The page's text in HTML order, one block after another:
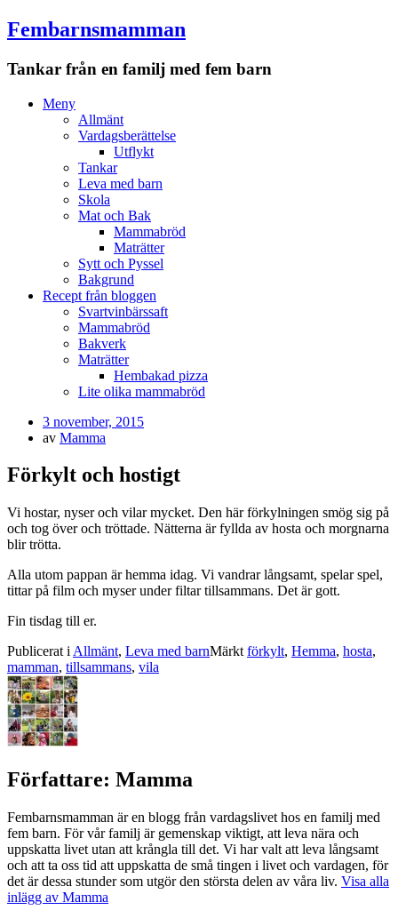
Fembarnsmamman
Tankar från en familj med fem barn
Meny
HoppaMeny
Allmänt
Vardagsberättelse
Utflykt
Tankar
Leva med barn
Skola
Mat och Bak
Mammabröd
Maträtter
Sytt och Pyssel
Bakgrund
Recept från bloggen
Svartvinbärssaft
Mammabröd
Bakverk
Maträtter
Hembakad pizza
Lite olika mammabröd
Publicerad
den
3 november, 2015
av Mamma
Förkylt och hostigt
Vi hostar, nyser och vilar mycket. Den här förkylningen smög sig på
och tog över och tröttade. Nätterna är fyllda av hosta och morgnarna
blir trötta.
Alla utom pappan är hemma idag. Vi vandrar långsamt, spelar spel,
tittar på film och myser under filtar tillsammans. Det är gott.
Fin tisdag till er.
Publicerat i Allmänt, Leva med barnMärkt förkylt, Hemma, hosta,
mamman, tillsammans, vila
Författare: Mamma
Fembarnsmamman är en blogg från vardagslivet hos en familj med
fem barn. För vår familj är gemenskap viktigt, att leva nära och
uppskatta livet utan att krångla till det. Vi har valt att leva långsamt
och att ta oss tid att uppskatta de små tingen i livet och vardagen, för
det är dessa stunder som utgör den största delen av våra liv. Visa alla
inlägg av Mamma